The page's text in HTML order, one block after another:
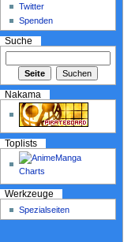
Twitter
Spenden
Suche
Nakama
Toplists
Werkzeuge
Spezialseiten